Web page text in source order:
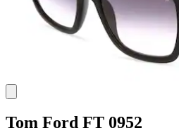
Tom Ford FT 0952